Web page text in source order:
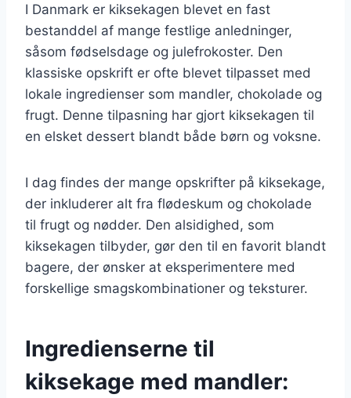
I Danmark er kiksekagen blevet en fast
bestanddel af mange festlige anledninger,
såsom fødselsdage og julefrokoster. Den
klassiske opskrift er ofte blevet tilpasset med
lokale ingredienser som mandler, chokolade og
frugt. Denne tilpasning har gjort kiksekagen til
en elsket dessert blandt både børn og voksne.
I dag findes der mange opskrifter på kiksekage,
der inkluderer alt fra flødeskum og chokolade
til frugt og nødder. Den alsidighed, som
kiksekagen tilbyder, gør den til en favorit blandt
bagere, der ønsker at eksperimentere med
forskellige smagskombinationer og teksturer.
Ingredienserne til
kiksekage med mandler: